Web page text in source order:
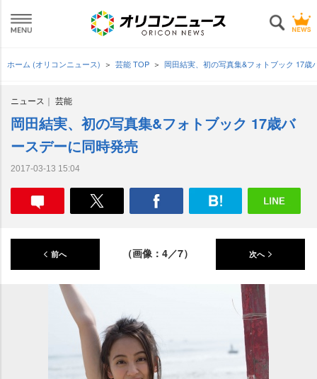
ホーム (オリコンニュース) 芸能 TOP 岡田結実、初の写真集&フォトブック 17
ニュース 芸能
岡田結実、初の写真集&フォトブック 17歳バ
ースデーに同時発売
2017-03-13 15:04
前へ （画像：4／7） 次へ